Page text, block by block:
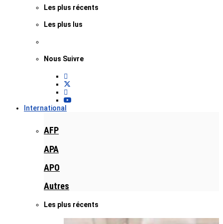
Les plus récents
Les plus lus
Nous Suivre
International
AFP
APA
APO
Autres
Les plus récents